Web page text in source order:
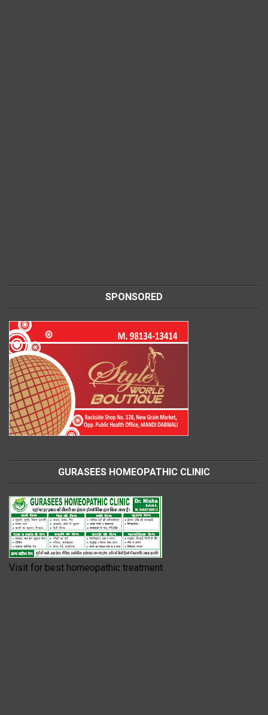
SPONSORED
GURASEES HOMEOPATHIC CLINIC
Visit for best homeopathic treatment